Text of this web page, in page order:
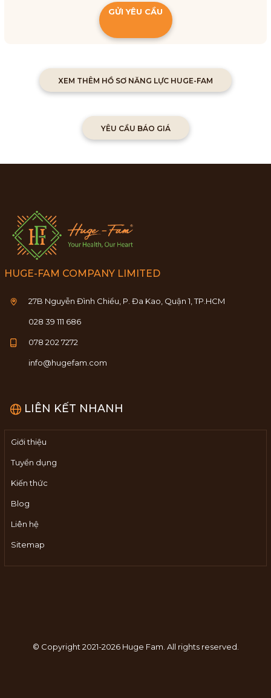
GỬI YÊU CẦU
XEM THÊM HỒ SƠ NĂNG LỰC HUGE-FAM
YÊU CẦU BÁO GIÁ
HUGE-FAM COMPANY LIMITED
27B Nguyễn Đình Chiểu, P. Đa Kao, Quận 1, TP.HCM
028 39 111 686
078 202 7272
info@hugefam.com
LIÊN KẾT NHANH
Giới thiệu
Tuyển dụng
Kiến thức
Blog
Liên hệ
Sitemap
© Copyright 2021-2026 Huge Fam. All rights reserved.